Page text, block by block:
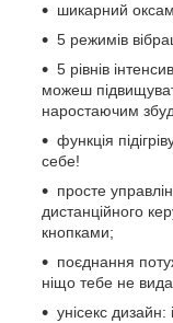
шикарний
5 режимів
5 рівнів
можеш
наростаючим
функція
себе!
просте
дистанційного
кнопками;
поєднання
ніщо тебе не
унісекс